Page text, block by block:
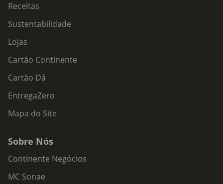
Receitas
Sustentabilidade
Lojas
Cartão Continente
Cartão Dá
EntregaZero
Mapa do Site
Sobre Nós
Continente Negócios
MC Sonae